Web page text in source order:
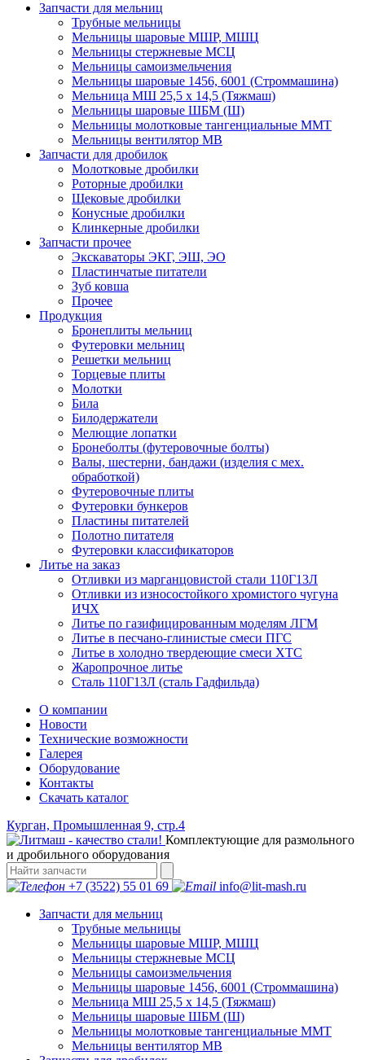
Запчасти для мельниц
Трубные мельницы
Мельницы шаровые МШР, МШЦ
Мельницы стержневые МСЦ
Мельницы самоизмельчения
Мельницы шаровые 1456, 6001 (Строммашина)
Мельница МШ 25,5 х 14,5 (Тяжмаш)
Мельницы шаровые ШБМ (Ш)
Мельницы молотковые тангенциальные ММТ
Мельницы вентилятор МВ
Запчасти для дробилок
Молотковые дробилки
Роторные дробилки
Щековые дробилки
Конусные дробилки
Клинкерные дробилки
Запчасти прочее
Экскаваторы ЭКГ, ЭШ, ЭО
Пластинчатые питатели
Зуб ковша
Прочее
Продукция
Бронеплиты мельниц
Футеровки мельниц
Решетки мельниц
Торцевые плиты
Молотки
Била
Билодержатели
Мелющие лопатки
Бронеболты (футеровочные болты)
Валы, шестерни, бандажи (изделия с мех.
обработкой)
Футеровочные плиты
Футеровки бункеров
Пластины питателей
Полотно питателя
Футеровки классификаторов
Литье на заказ
Отливки из марганцовистой стали 110Г13Л
Отливки из износостойкого хромистого чугуна
ИЧХ
Литье по газифицированным моделям ЛГМ
Литье в песчано-глинистые смеси ПГС
Литье в холодно твердеющие смеси ХТС
Жаропрочное литье
Сталь 110Г13Л (сталь Гадфильда)
О компании
Новости
Технические возможности
Галерея
Оборудование
Контакты
Скачать каталог
Курган, Промышленная 9, стр.4
Комплектующие для размольного
и дробильного оборудования
+7 (3522) 55 01 69
info@lit-mash.ru
Запчасти для мельниц
Трубные мельницы
Мельницы шаровые МШР, МШЦ
Мельницы стержневые МСЦ
Мельницы самоизмельчения
Мельницы шаровые 1456, 6001 (Строммашина)
Мельница МШ 25,5 х 14,5 (Тяжмаш)
Мельницы шаровые ШБМ (Ш)
Мельницы молотковые тангенциальные ММТ
Мельницы вентилятор МВ